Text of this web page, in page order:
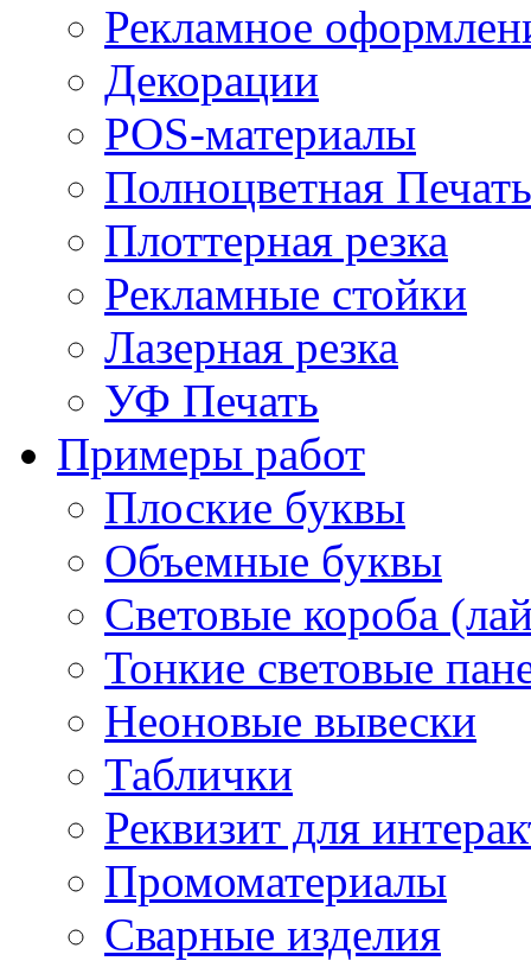
Рекламное
Декорации
POS-материалы
Полноцветная Печать
Плоттерная резка
Рекламные стойки
Лазерная резка
УФ Печать
Примеры работ
Плоские буквы
Объемные буквы
Световые короба
Тонкие световые
Неоновые вывески
Таблички
Реквизит для
Промоматериалы
Сварные изделия